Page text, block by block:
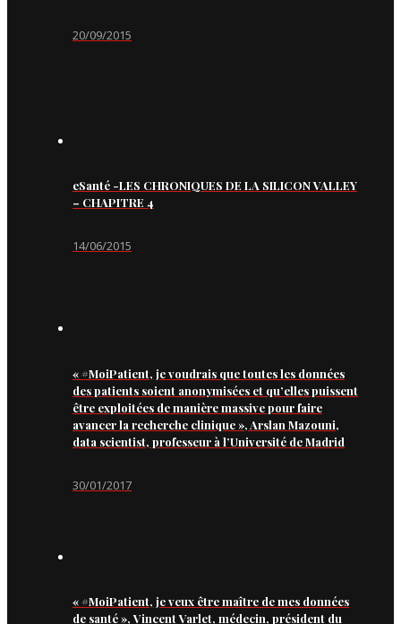
20/09/2015
eSanté -LES CHRONIQUES DE LA SILICON VALLEY
– CHAPITRE 4
14/06/2015
« #MoiPatient, je voudrais que toutes les données
des patients soient anonymisées et qu’elles puissent
être exploitées de manière massive pour faire
avancer la recherche clinique », Arslan Mazouni,
data scientist, professeur à l’Université de Madrid
30/01/2017
« #MoiPatient, je veux être maître de mes données
de santé », Vincent Varlet, médecin, président du